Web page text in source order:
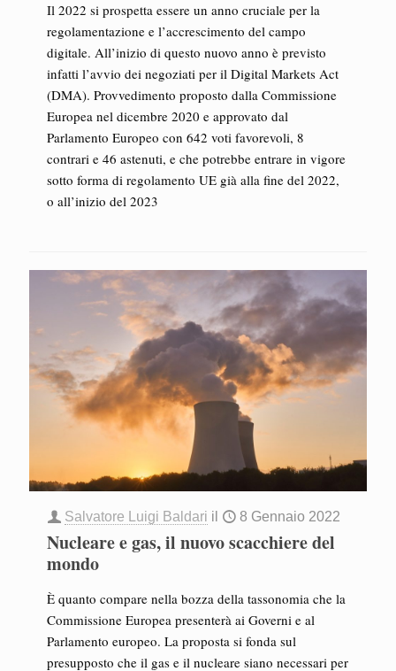
Il 2022 si prospetta essere un anno cruciale per la
regolamentazione e l’accrescimento del campo
digitale. All’inizio di questo nuovo anno è previsto
infatti l’avvio dei negoziati per il Digital Markets Act
(DMA). Provvedimento proposto dalla Commissione
Europea nel dicembre 2020 e approvato dal
Parlamento Europeo con 642 voti favorevoli, 8
contrari e 46 astenuti, e che potrebbe entrare in vigore
sotto forma di regolamento UE già alla fine del 2022,
o all’inizio del 2023
Salvatore Luigi Baldari il 8 Gennaio 2022
Nucleare e gas, il nuovo scacchiere del
mondo
È quanto compare nella bozza della tassonomia che la
Commissione Europea presenterà ai Governi e al
Parlamento europeo. La proposta si fonda sul
presupposto che il gas e il nucleare siano necessari per